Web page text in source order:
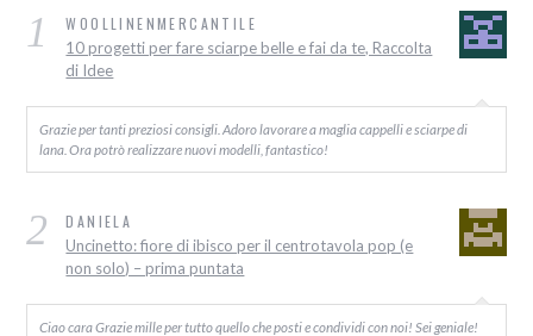
1 WOOLLINENMERCANTILE
10 progetti per fare sciarpe belle e fai da te, Raccolta
di Idee
Grazie per tanti preziosi consigli. Adoro lavorare a maglia cappelli e sciarpe di
lana. Ora potrò realizzare nuovi modelli, fantastico!
2 DANIELA
Uncinetto: fiore di ibisco per il centrotavola pop (e
non solo) – prima puntata
Ciao cara Grazie mille per tutto quello che posti e condividi con noi! Sei geniale!